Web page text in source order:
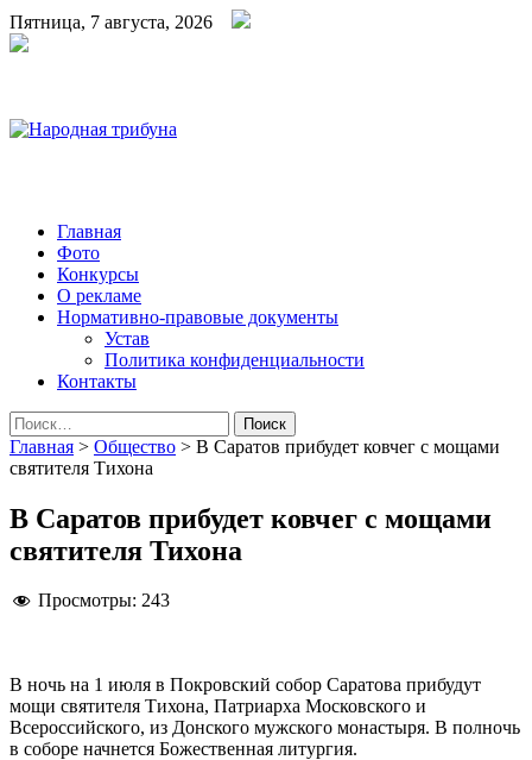
Пятница, 7 августа, 2026
Народная трибуна
Калининская районная газета
Главная
Фото
Конкурсы
О рекламе
Нормативно-правовые документы
Устав
Политика конфиденциальности
Контакты
Найти:
Главная > Общество > В Саратов прибудет ковчег с мощами
святителя Тихона
В Саратов прибудет ковчег с мощами
святителя Тихона
Просмотры: 243
В ночь на 1 июля в Покровский собор Саратова прибудут
мощи святителя Тихона, Патриарха Московского и
Всероссийского, из Донского мужского монастыря. В полночь
в соборе начнется Божественная литургия.